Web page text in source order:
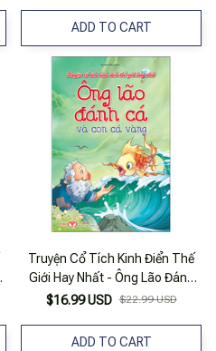
ADD TO CART
Truyện Cổ Tích Kinh Điển Thế
Giới Hay Nhất - Ông Lão Đánh
Cá Và Con Cá Vàng
$16.99 USD $22.99 USD
ADD TO CART